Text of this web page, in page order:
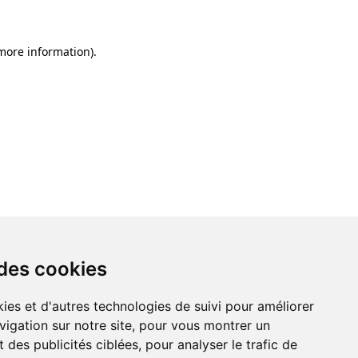
cookies
et d'autres technologies de suivi pour améliorer
sur notre site, pour vous montrer un
des publicités ciblées, pour analyser le trafic de
information).